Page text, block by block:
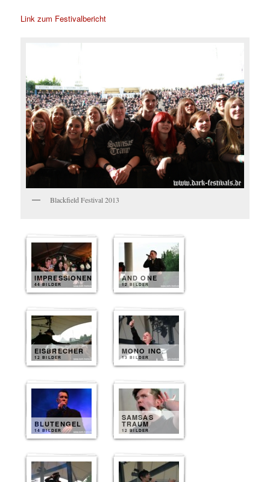
Link zum Festivalbericht
Blackfield Festival 2013
IMPRESSIONEN
44 BILDER
AND ONE
12 BILDER
EISBRECHER
12 BILDER
MONO INC.
13 BILDER
BLUTENGEL
14 BILDER
SAMSAS
TRAUM
12 BILDER